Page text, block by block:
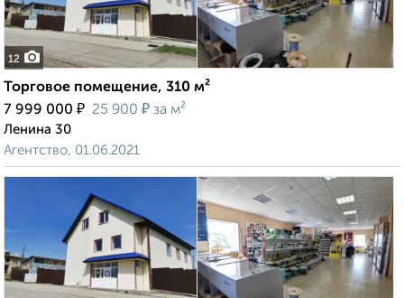
12
Торговое помещение, 310 м²
7 999 000 ₽ 25 900 ₽ за м²
Ленина 30
Агентство, 01.06.2021